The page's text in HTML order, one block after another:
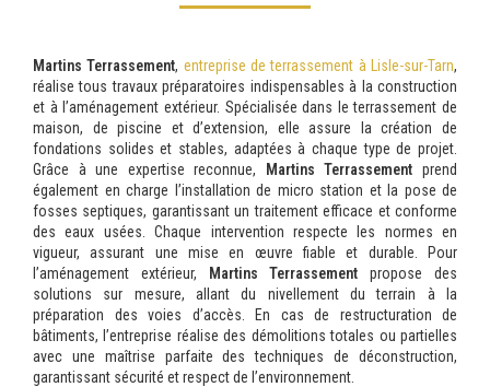
Martins Terrassement, entreprise de terrassement à Lisle-sur-Tarn,
réalise tous travaux préparatoires indispensables à la construction
et à l’aménagement extérieur. Spécialisée dans le terrassement de
maison, de piscine et d’extension, elle assure la création de
fondations solides et stables, adaptées à chaque type de projet.
Grâce à une expertise reconnue, Martins Terrassement prend
également en charge l’installation de micro station et la pose de
fosses septiques, garantissant un traitement efficace et conforme
des eaux usées. Chaque intervention respecte les normes en
vigueur, assurant une mise en œuvre fiable et durable. Pour
l’aménagement extérieur, Martins Terrassement propose des
solutions sur mesure, allant du nivellement du terrain à la
préparation des voies d’accès. En cas de restructuration de
bâtiments, l’entreprise réalise des démolitions totales ou partielles
avec une maîtrise parfaite des techniques de déconstruction,
garantissant sécurité et respect de l’environnement.